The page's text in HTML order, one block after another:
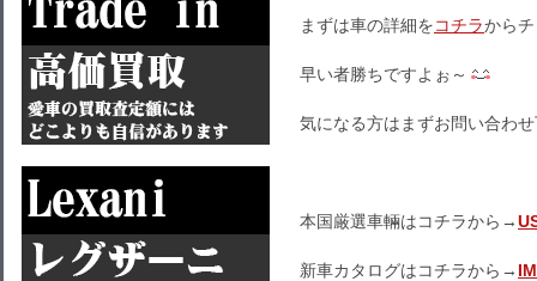
まずは車の詳細をコチラから
早い者勝ちですよぉ～
気になる方はまずお問い合わ
本国厳選車輛はコチラから→
新車カタログはコチラから→